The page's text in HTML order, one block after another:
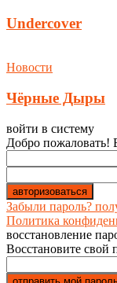
Undercover
Новости
Чёрные Дыры
войти в систему
Добро пожаловать!
Забыли пароль?
Политика
восстановление
Восстановите свой